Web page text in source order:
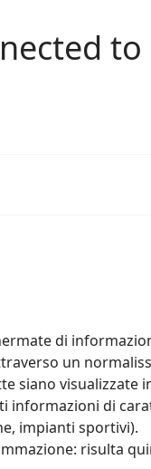
to
di
un
siano visualizzate
informazioni di
impianti sportivi).
risulta